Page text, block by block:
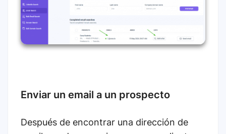
Enviar un email a un prospecto
Después de encontrar una dirección de